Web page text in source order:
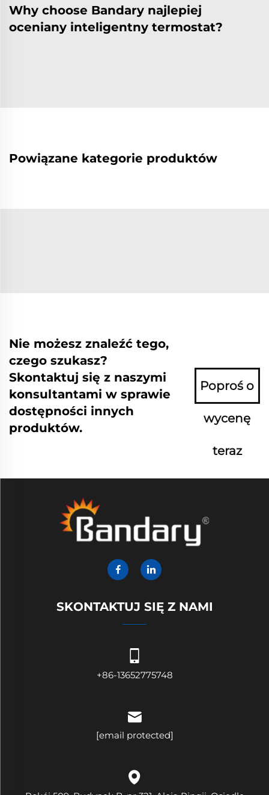
Why choose Bandary najlepiej
oceniany inteligentny termostat?
Powiązane kategorie produktów
Nie możesz znaleźć tego,
czego szukasz?
Skontaktuj się z naszymi
konsultantami w sprawie
dostępności innych
produktów.
Poproś o
wycenę
teraz
SKONTAKTUJ SIĘ Z NAMI
+86-13652775748
[email protected]